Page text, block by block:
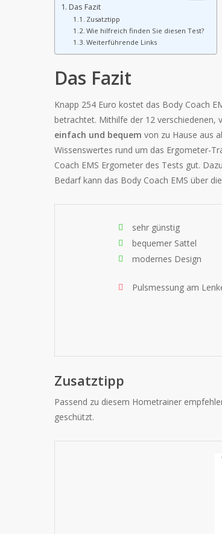
Das Fazit
Zusatztipp
Wie hilfreich finden Sie diesen Test?
Weiterführende Links
Das Fazit
Knapp 254 Euro kostet das Body Coach
betrachtet. Mithilfe der 12 verschiedenen,
einfach und bequem von zu Hause aus
Wissenswertes rund um das Ergometer-
Coach EMS Ergometer des Tests gut.
Bedarf kann das Body Coach EMS über
sehr günstig
bequemer Sattel
modernes Design
Pulsmessung am
Zusatztipp
Passend zu diesem Hometrainer
geschützt.